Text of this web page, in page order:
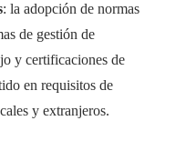
: la adopción de normas
de gestión de
y certificaciones de
en requisitos de
y extranjeros.